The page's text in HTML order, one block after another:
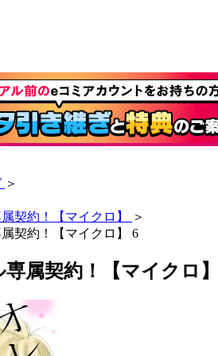
＞
契約！【マイクロ】
＞
契約！【マイクロ】 6
属契約！【マイクロ